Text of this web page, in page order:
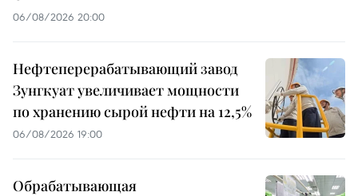
06/08/2026 20:00
Нефтеперерабатывающий завод
Зунгкуат увеличивает мощности
по хранению сырой нефти на 12,5%
06/08/2026 19:00
Обрабатывающая